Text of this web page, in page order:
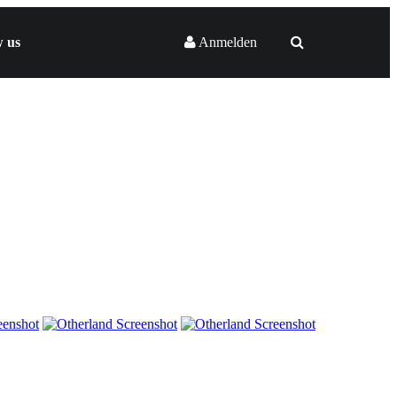
us Anmelden